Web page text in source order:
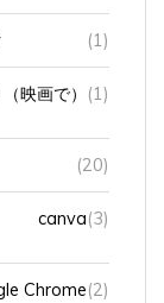
(1)
映画で）(1)
(20)
canva(3)
Chrome(2)